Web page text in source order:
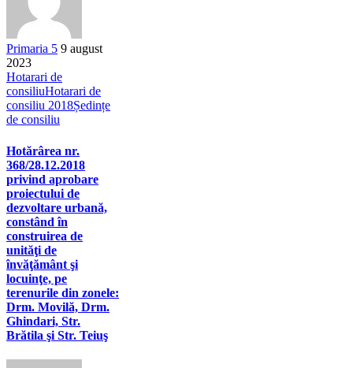
Primaria 5 9 august
2023
Hotarari de
consiliuHotarari de
consiliu 2018Ședințe
de consiliu
Hotărârea nr.
368/28.12.2018
privind aprobare
proiectului de
dezvoltare urbană,
constând în
construirea de
unităţi de
învăţământ şi
locuinţe, pe
terenurile din zonele:
Drm. Movilă, Drm.
Ghindari, Str.
Brătila şi Str. Teiuş